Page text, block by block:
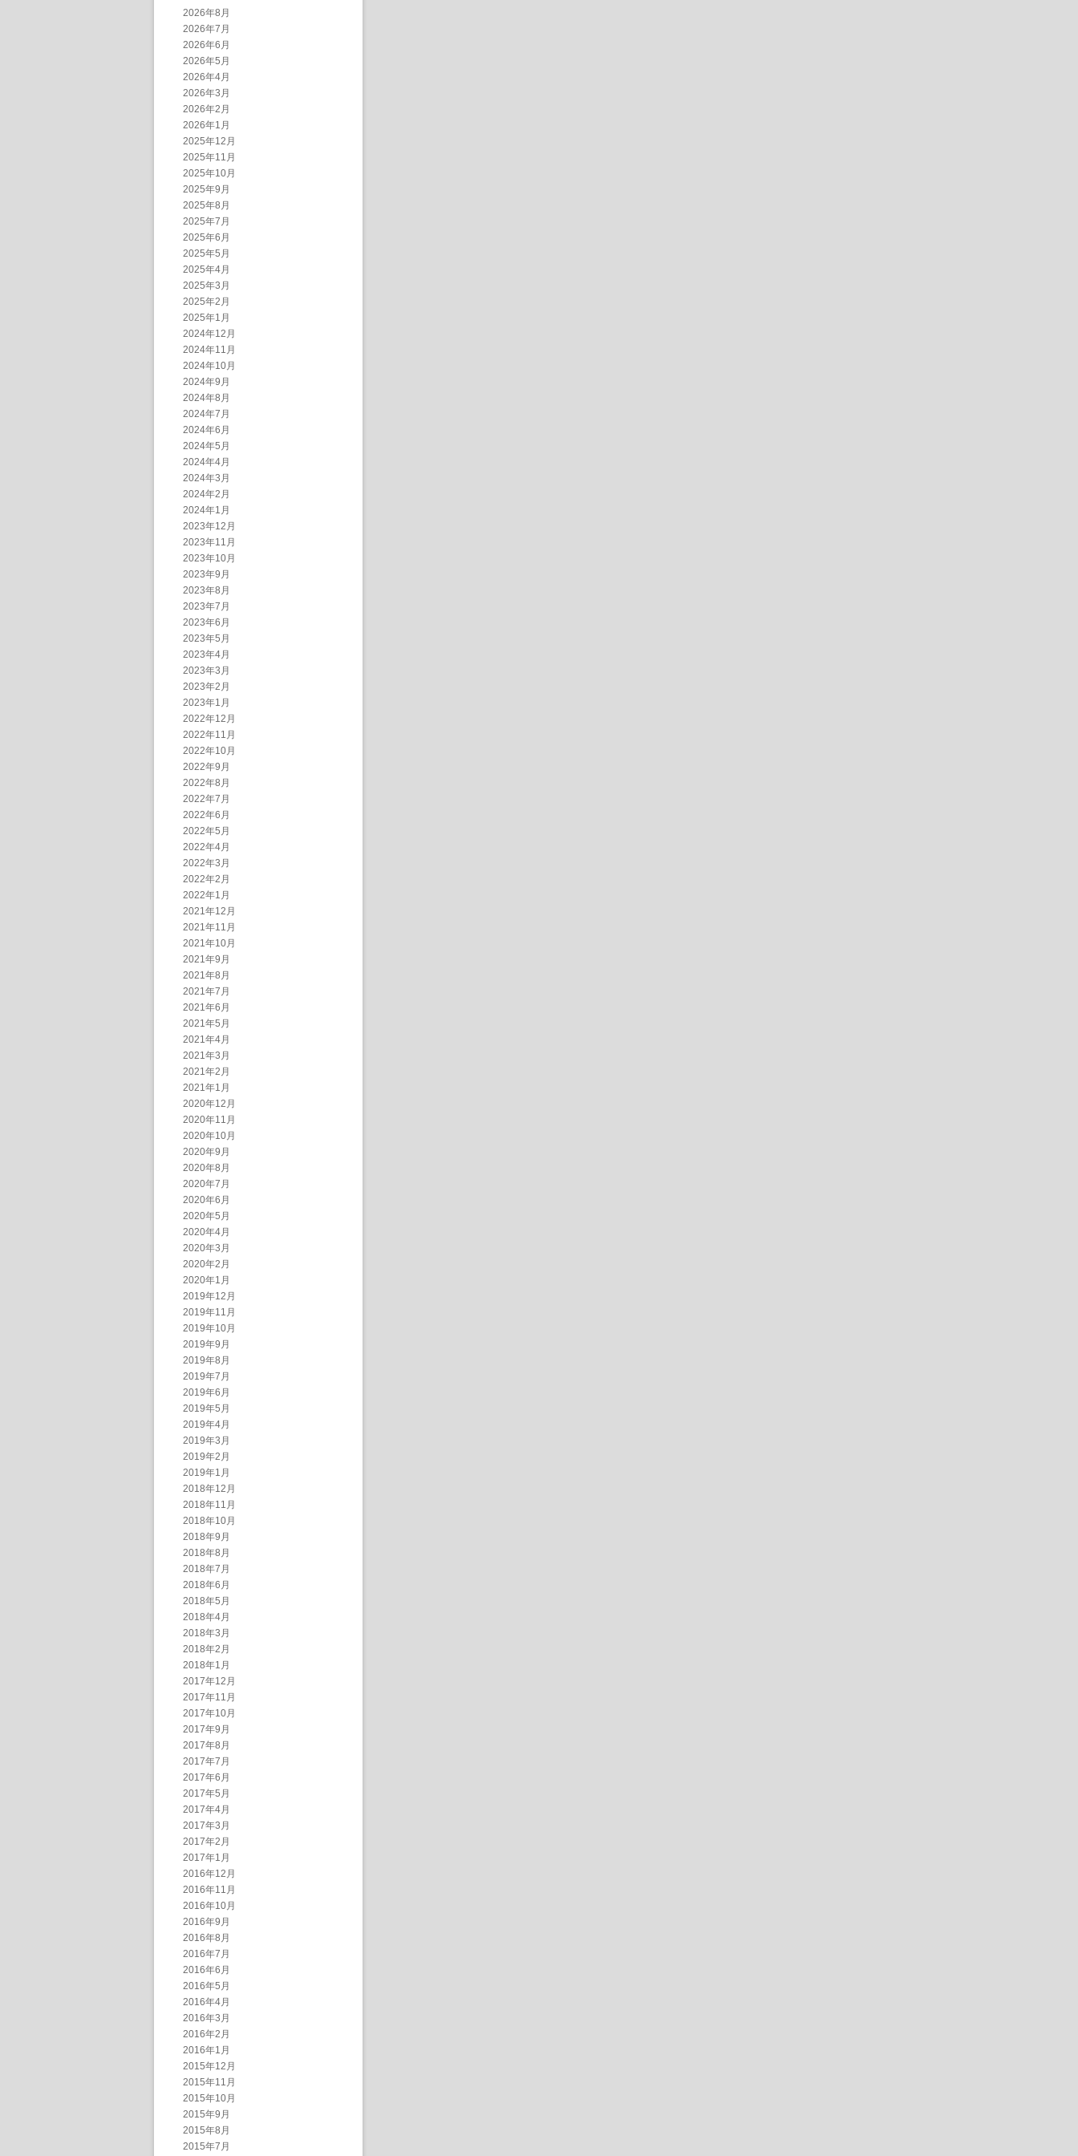
2026年8月
2026年7月
2026年6月
2026年5月
2026年4月
2026年3月
2026年2月
2026年1月
2025年12月
2025年11月
2025年10月
2025年9月
2025年8月
2025年7月
2025年6月
2025年5月
2025年4月
2025年3月
2025年2月
2025年1月
2024年12月
2024年11月
2024年10月
2024年9月
2024年8月
2024年7月
2024年6月
2024年5月
2024年4月
2024年3月
2024年2月
2024年1月
2023年12月
2023年11月
2023年10月
2023年9月
2023年8月
2023年7月
2023年6月
2023年5月
2023年4月
2023年3月
2023年2月
2023年1月
2022年12月
2022年11月
2022年10月
2022年9月
2022年8月
2022年7月
2022年6月
2022年5月
2022年4月
2022年3月
2022年2月
2022年1月
2021年12月
2021年11月
2021年10月
2021年9月
2021年8月
2021年7月
2021年6月
2021年5月
2021年4月
2021年3月
2021年2月
2021年1月
2020年12月
2020年11月
2020年10月
2020年9月
2020年8月
2020年7月
2020年6月
2020年5月
2020年4月
2020年3月
2020年2月
2020年1月
2019年12月
2019年11月
2019年10月
2019年9月
2019年8月
2019年7月
2019年6月
2019年5月
2019年4月
2019年3月
2019年2月
2019年1月
2018年12月
2018年11月
2018年10月
2018年9月
2018年8月
2018年7月
2018年6月
2018年5月
2018年4月
2018年3月
2018年2月
2018年1月
2017年12月
2017年11月
2017年10月
2017年9月
2017年8月
2017年7月
2017年6月
2017年5月
2017年4月
2017年3月
2017年2月
2017年1月
2016年12月
2016年11月
2016年10月
2016年9月
2016年8月
2016年7月
2016年6月
2016年5月
2016年4月
2016年3月
2016年2月
2016年1月
2015年12月
2015年11月
2015年10月
2015年9月
2015年8月
2015年7月